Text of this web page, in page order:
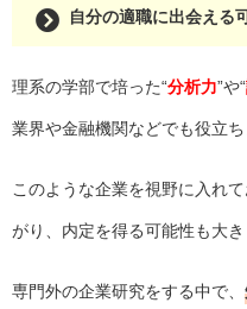
自分の適職に出会える
理系の学部で培った“分析力”や“
業界や金融機関などでも役立ち
このような企業を視野に入れ
がり、内定を得る可能性も大き
専門外の企業研究をする中で、